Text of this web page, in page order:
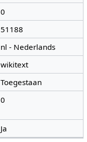
0
51188
nl - Nederlands
wikitext
Toegestaan
0
Ja